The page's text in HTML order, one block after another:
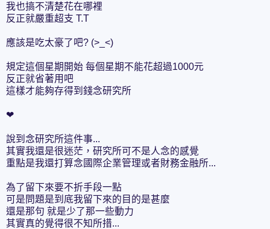
我也搞不清楚花在哪裡
反正就嚴重超支 T.T
應該是吃太豪了吧? (>_<)
規定這個星期開始 每個星期不能花超過1000元
反正就省著用吧
這樣才能夠存得到錢念研究所
❤
說到念研究所這件事...
其實我還是很迷茫，研究所可不是人念的感覺
重點是我還打算念國際企業管理或者財務金融所...
為了留下來要不折手段一點
可是問題是到底我留下來的目的是甚麼
還是那句 就是少了那一些動力
其實真的覺得很不知所措...